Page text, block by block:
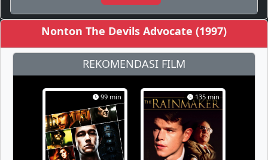
Nonton The Devils Advocate (1997)
REKOMENDASI FILM
99 min 135 min